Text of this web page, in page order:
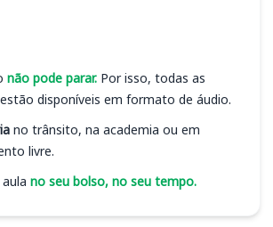
não pode parar. Por isso, todas as
disponíveis em formato de áudio.
no trânsito, na academia ou em
livre.
no seu bolso, no seu tempo.